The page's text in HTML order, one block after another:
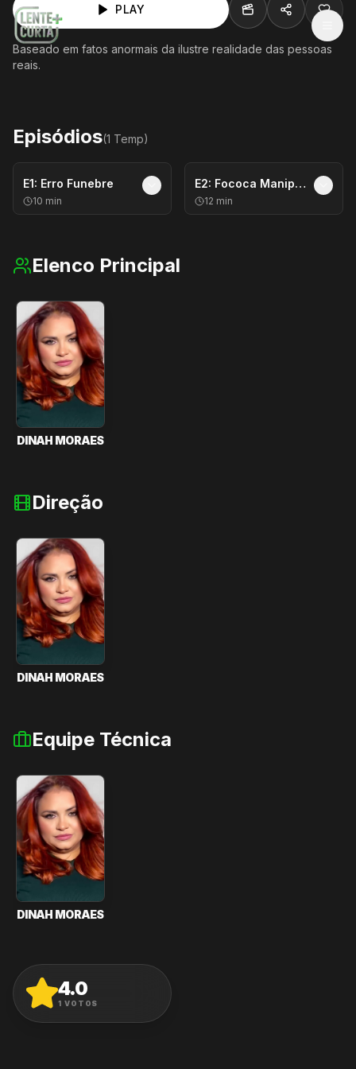
PLAY
Baseado em fatos anormais da ilustre realidade das pessoas
reais.
Episódios(1 Temp)
E1: Erro Funebre
10 min
E2: Fococa Manipulada
12 min
Elenco Principal
DINAH MORAES
Direção
DINAH MORAES
Equipe Técnica
DINAH MORAES
4.0
1 VOTOS